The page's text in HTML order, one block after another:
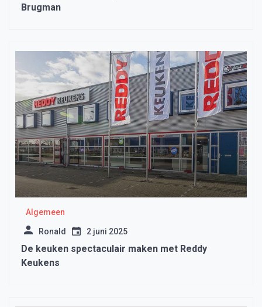
Brugman
Algemeen
Ronald 2 juni 2025
De keuken spectaculair maken met Reddy
Keukens